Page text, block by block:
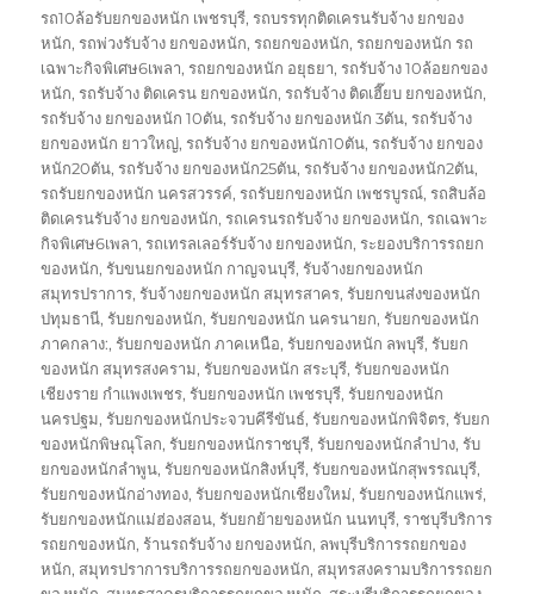
รถ10ล้อรับยกของหนัก เพชรบุรี,รถบรรทุกติดเครนรับจ้าง ยกของ
หนัก,รถพ่วงรับจ้าง ยกของหนัก,รถยกของหนัก,รถยกของหนัก รถ
เฉพาะกิจพิเศษ6เพลา,รถยกของหนัก อยุธยา,รถรับจ้าง 10ล้อยกของ
หนัก,รถรับจ้าง ติดเครน ยกของหนัก,รถรับจ้าง ติดเฮี๊ยบ ยกของหนัก,
รถรับจ้าง ยกของหนัก 10ตัน,รถรับจ้าง ยกของหนัก 3ตัน,รถรับจ้าง
ยกของหนัก ยาวใหญ่,รถรับจ้าง ยกของหนัก10ตัน,รถรับจ้าง ยกของ
หนัก20ตัน,รถรับจ้าง ยกของหนัก25ตัน,รถรับจ้าง ยกของหนัก2ตัน,
รถรับยกของหนัก นครสวรรค์,รถรับยกของหนัก เพชรบูรณ์,รถสิบล้อ
ติดเครนรับจ้าง ยกของหนัก,รถเครนรถรับจ้าง ยกของหนัก,รถเฉพาะ
กิจพิเศษ6เพลา,รถเทรลเลอร์รับจ้าง ยกของหนัก,ระยองบริการรถยก
ของหนัก,รับขนยกของหนัก กาญจนบุรี,รับจ้างยกของหนัก
สมุทรปราการ,รับจ้างยกของหนัก สมุทรสาคร,รับยกขนส่งของหนัก
ปทุมธานี,รับยกของหนัก,รับยกของหนัก นครนายก,รับยกของหนัก
ภาคกลาง:,รับยกของหนัก ภาคเหนือ,รับยกของหนัก ลพบุรี,รับยก
ของหนัก สมุทรสงคราม,รับยกของหนัก สระบุรี,รับยกของหนัก
เชียงราย กำแพงเพชร,รับยกของหนัก เพชรบุรี,รับยกของหนัก
นครปฐม,รับยกของหนักประจวบคีรีขันธ์,รับยกของหนักพิจิตร,รับยก
ของหนักพิษณุโลก,รับยกของหนักราชบุรี,รับยกของหนักลำปาง,รับ
ยกของหนักลำพูน,รับยกของหนักสิงห์บุรี,รับยกของหนักสุพรรณบุรี,
รับยกของหนักอ่างทอง,รับยกของหนักเชียงใหม่,รับยกของหนักแพร่,
รับยกของหนักแม่ฮ่องสอน,รับยกย้ายของหนัก นนทบุรี,ราชบุรีบริการ
รถยกของหนัก,ร้านรถรับจ้าง ยกของหนัก, ลพบุรีบริการรถยกของ
หนัก, สมุทรปราการบริการรถยกของหนัก, สมุทรสงครามบริการรถยก